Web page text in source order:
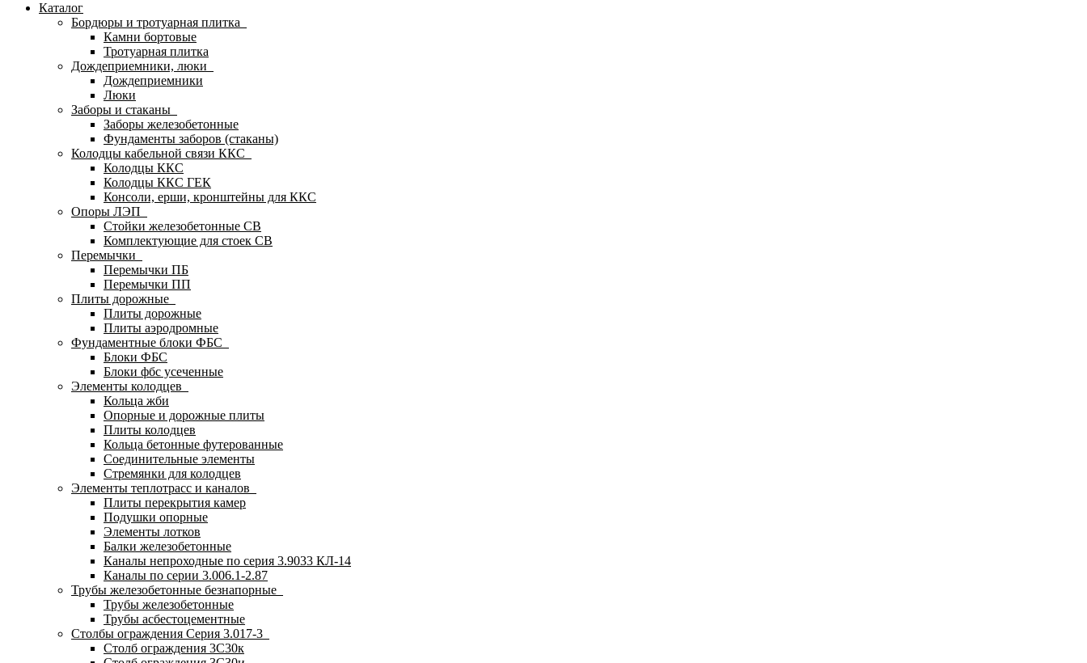
Каталог
Бордюры и тротуарная плитка
Камни бортовые
Тротуарная плитка
Дождеприемники, люки
Дождеприемники
Люки
Заборы и стаканы
Заборы железобетонные
Фундаменты заборов (стаканы)
Колодцы кабельной связи ККС
Колодцы ККС
Колодцы ККС ГЕК
Консоли, ерши, кронштейны для ККС
Опоры ЛЭП
Стойки железобетонные СВ
Комплектующие для стоек СВ
Перемычки
Перемычки ПБ
Перемычки ПП
Плиты дорожные
Плиты дорожные
Плиты аэродромные
Фундаментные блоки ФБС
Блоки ФБС
Блоки фбс усеченные
Элементы колодцев
Кольца жби
Опорные и дорожные плиты
Плиты колодцев
Кольца бетонные футерованные
Соединительные элементы
Стремянки для колодцев
Элементы теплотрасс и каналов
Плиты перекрытия камер
Подушки опорные
Элементы лотков
Балки железобетонные
Каналы непроходные по серия 3.9033 КЛ-14
Каналы по серии 3.006.1-2.87
Трубы железобетонные безнапорные
Трубы железобетонные
Трубы асбестоцементные
Столбы ограждения Серия 3.017-3
Столб ограждения 3С30к